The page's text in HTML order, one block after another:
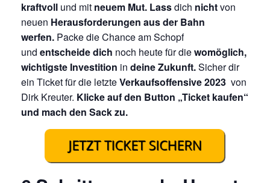
kraftvoll und mit neuem Mut. Lassdich nichtvon
neuen Herausforderungen aus der Bahn
werfen. Packe die Chance am Schopf
und entscheide dich noch heute für diewomöglich,
wichtigste Investition in deine Zukunft.Sicher dir
ein Ticket für die letzteVerkaufsoffensive 2023 von
Dirk Kreuter. Klicke auf den Button „Ticket kaufen“
und mach den Sack zu.